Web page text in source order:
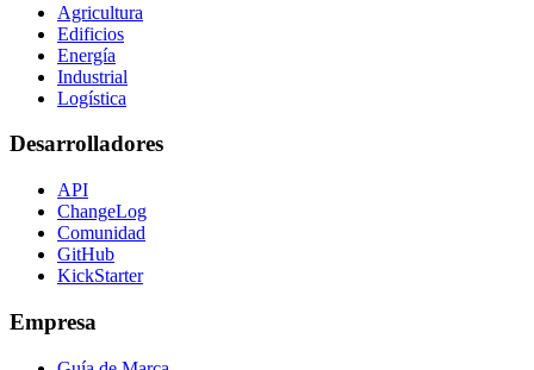
Agricultura
Edificios
Energía
Industrial
Logística
Desarrolladores
API
ChangeLog
Comunidad
GitHub
KickStarter
Empresa